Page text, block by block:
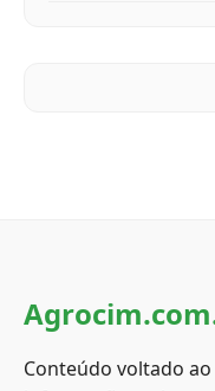
Conteúdo voltado